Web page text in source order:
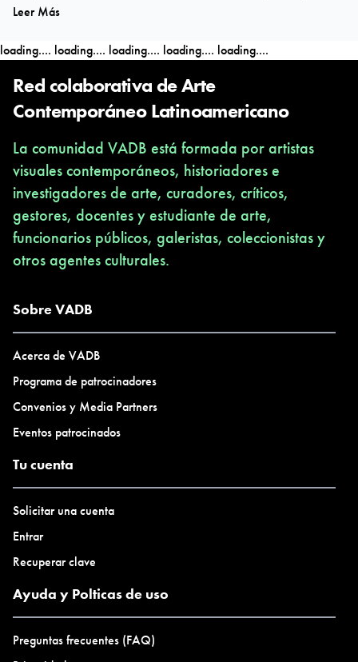
posibilidades. No es casual que muchas de ellas elijan reunirse
afectar por el intercambio con otrxs, en un momento en el que el
tejido social se desintegra. Ellas se detienen a observar, cómo
una araña teje su tela, cómo se deteriora una planta y crecen los
hongos, de qué forma traducir el dibujo de una letra, como
interviene el propio cuerpo en la imagen, cómo se desliza el
espesor de la pintura. Recuperan oficios, desarman la ropa y
destejen abrigos para urdir nuevas tramas con esos hilos. Se
desplazan de la literalidad, sueltan las formas y desvían las
lenguas. Observan los pliegues de la piel con un microscopio. En
el taller trazamos puentes y construimos mediaciones.
desde la historia y la curiosidad de cada una.
Julia Masvernat
Leer Más
loading.... loading.... loading.... loading.... loading....
Red colaborativa de Arte
Contemporáneo Latinoamericano
La comunidad VADB está formada por artistas
visuales contemporáneos, historiadores e
investigadores de arte, curadores, críticos,
gestores, docentes y estudiante de arte,
funcionarios públicos, galeristas, coleccionistas y
otros agentes culturales.
Sobre VADB
Acerca de VADB
Programa de patrocinadores
Convenios y Media Partners
Eventos patrocinados
Tu cuenta
Solicitar una cuenta
Entrar
Recuperar clave
Ayuda y Polticas de uso
Preguntas frecuentes (FAQ)